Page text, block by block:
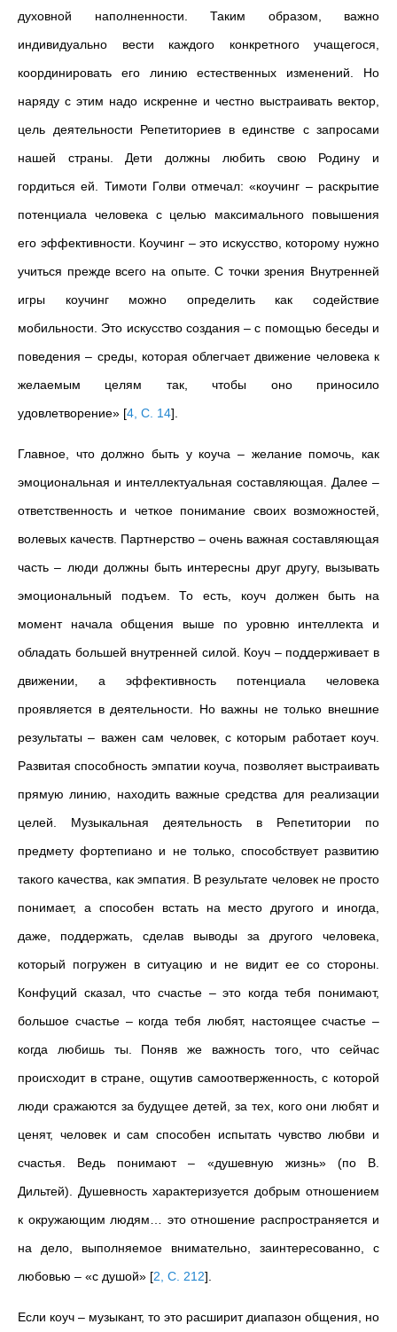
духовной наполненности. Таким образом, важно
индивидуально вести каждого конкретного учащегося,
координировать его линию естественных изменений. Но
наряду с этим надо искренне и честно выстраивать вектор,
цель деятельности Репетиториев в единстве с запросами
нашей страны. Дети должны любить свою Родину и
гордиться ей. Тимоти Голви отмечал: «коучинг – раскрытие
потенциала человека с целью максимального повышения
его эффективности. Коучинг – это искусство, которому нужно
учиться прежде всего на опыте. С точки зрения Внутренней
игры коучинг можно определить как содействие
мобильности. Это искусство создания – с помощью беседы и
поведения – среды, которая облегчает движение человека к
желаемым целям так, чтобы оно приносило
удовлетворение» [4, С. 14]
Главное, что должно быть у коуча – желание помочь, как
эмоциональная и интеллектуальная составляющая. Далее –
ответственность и четкое понимание своих возможностей,
волевых качеств. Партнерство – очень важная составляющая
часть – люди должны быть интересны друг другу, вызывать
эмоциональный подъем. То есть, коуч должен быть на
момент начала общения выше по уровню интеллекта и
обладать большей внутренней силой. Коуч – поддерживает в
движении, а эффективность потенциала человека
проявляется в деятельности. Но важны не только внешние
результаты – важен сам человек, с которым работает коуч.
Развитая способность эмпатии коуча, позволяет выстраивать
прямую линию, находить важные средства для реализации
целей.
Музыкальная деятельность в Репетитории по
предмету фортепиано и не только, способствует развитию
такого качества, как эмпатия. В результате человек не просто
понимает, а способен встать на место другого и иногда,
даже, поддержать, сделав выводы за другого человека,
который погружен в ситуацию и не видит ее со стороны.
Конфуций сказал, что счастье – это когда тебя понимают,
большое счастье – когда тебя любят, настоящее счастье –
когда любишь ты. Поняв же важность того, что сейчас
происходит в стране, ощутив самоотверженность, с которой
люди сражаются за будущее детей, за тех, кого они любят и
ценят, человек и сам способен испытать чувство любви и
счастья. Ведь понимают – «душевную жизнь» (по В.
Дильтей). Душевность характеризуется добрым отношением
к окружающим людям… это отношение распространяется и
на дело, выполняемое внимательно, заинтересованно, с
любовью – «с душой» [2, С. 212]
Если коуч – музыкант, то это расширит диапазон общения, но